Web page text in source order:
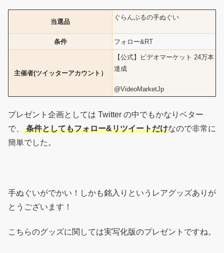
当選品
ぐらんぶるの手ぬぐい
条件 フォロー&RT
主催者(ツイッターアカウント）
【公式】ビデオマーケット 24万本
達成
@VideoMarketJp
プレゼント企画としては Twitter の中でもかなりベター
で、 条件としてもフォロー&リツイートだけなので非常に
簡単でした。
手ぬぐいがでかい！しかも銘入りというレアグッズありが
とうございます！
こちらのグッズに関しては実写化版のプレゼントですね。